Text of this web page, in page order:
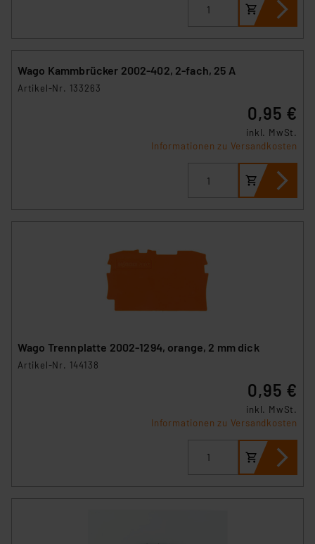
Wago Kammbrücker 2002-402, 2-fach, 25 A
Artikel-Nr. 133263
0,95 €
inkl. MwSt.
Informationen zu Versandkosten
Wago Trennplatte 2002-1294, orange, 2 mm dick
Artikel-Nr. 144138
0,95 €
inkl. MwSt.
Informationen zu Versandkosten